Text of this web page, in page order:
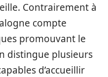
Contrairement à
compte
promouvant le
distingue plusieurs
d’accueillir